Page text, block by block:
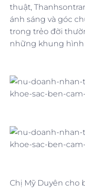
thuật,
ánh sáng và góc
trong trẻo đời
những khung hình
Chị Mỹ Duyên cho